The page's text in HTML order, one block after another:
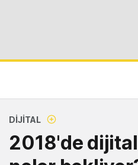
DIJITAL
2018'de dijital